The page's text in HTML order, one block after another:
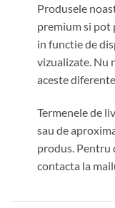
Produsele
premium si pot
in functie de
vizualizate. Nu
aceste
Termenele de
sau de
produs. Pentru
contacta la